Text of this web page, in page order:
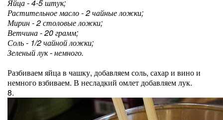
Яйца - 4-5 штук;
Растительное масло - 2 чайные ложки;
Мирин - 2 столовые ложки;
Ветчина - 20 грамм;
Соль - 1/2 чайной ложки;
Зеленый лук - немного.
Разбиваем яйца в чашку, добавляем соль, сахар и вино и
немного взбиваем. В несладкий омлет добавляем лук.
8.